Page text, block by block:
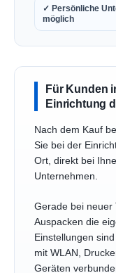
✓ Persönliche
möglich
Für Kunden
Einrichtung
Nach dem Kauf
Sie bei der
Ort, direkt bei
Unternehmen.
Gerade bei neuer
Auspacken die
Einstellungen
mit WLAN,
Geräten